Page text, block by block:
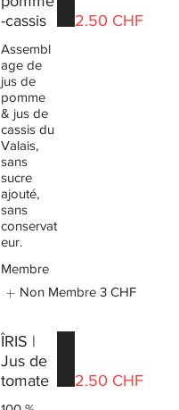
-cassis
Assembl
age de
jus de
pomme
& jus de
cassis du
Valais,
sans
sucre
ajouté,
sans
conservat
eur.
2.50 CHF
Membre
Non Membre 3 CHF
ÎRIS |
Jus de
tomate
2.50 CHF